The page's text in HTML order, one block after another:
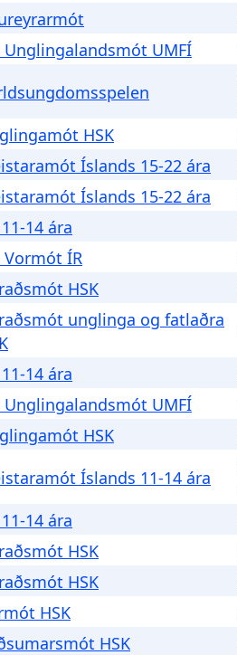
Unglingalandsmót UMFÍ
HSK
Íslands 15-22 ára
Íslands 15-22 ára
14 ára
Vormót ÍR
HSK
unglinga og fatlaðra
14 ára
Unglingalandsmót UMFÍ
HSK
Íslands 11-14 ára
14 ára
HSK
HSK
HSK
HSK